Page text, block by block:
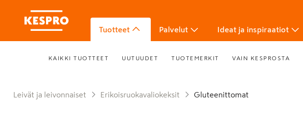
Tuotteet Palvelut Ideat ja inspiraatiot
KAIKKI TUOTTEET UUTUUDET TUOTEMERKIT VAIN KESPROSTA
Leivät ja leivonnaiset Erikoisruokavaliokeksit Gluteenittomat